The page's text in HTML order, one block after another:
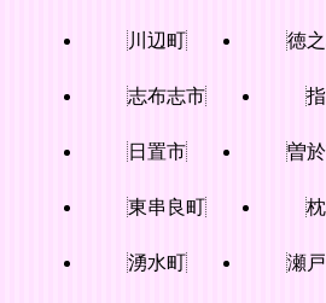
川辺町 徳
志布志市
日置市 曽
東串良町
湧水町 瀬